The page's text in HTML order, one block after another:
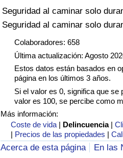
Seguridad al caminar solo
Seguridad al caminar solo
Colaboradores: 658
Última actualización: Agosto
Estos datos están basados en
página en los últimos 3 años.
Si el valor es 0, significa que
valor es 100, se percibe como
Más información:
Coste de vida | Delincuencia |
| Precios de las propiedades |
Acerca de esta página
En las
Índice de Tráfico por País